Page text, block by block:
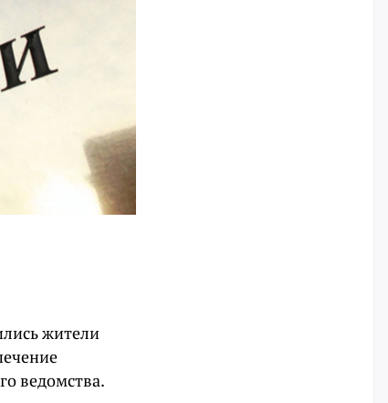
жители
ведомства.